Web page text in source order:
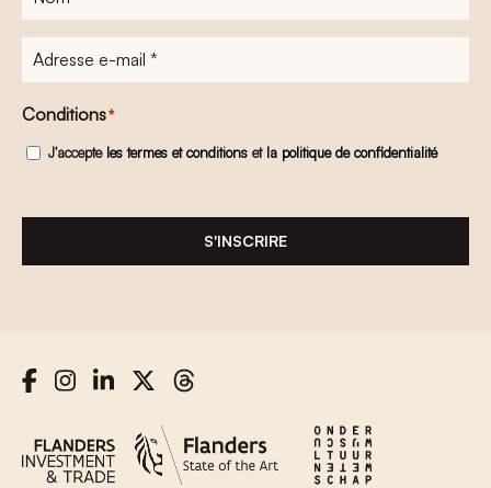
Adresse
e-
mail*
Conditions*
J'accepte les termes et conditions et la politique de confidentialité
S'INSCRIRE